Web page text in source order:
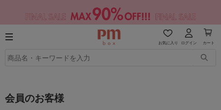
お気に入り ログイン カート
会員のお客様